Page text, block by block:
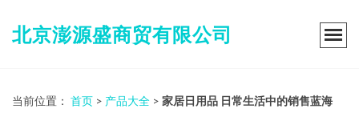
北京澎源盛商贸有限公司
当前位置： 首页 > 产品大全 > 家居日用品 日常生活中的销售蓝海